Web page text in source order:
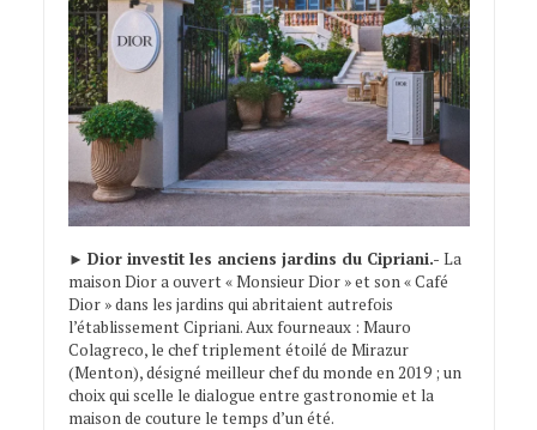
► Dior investit les anciens jardins du Cipriani.- La
maison Dior a ouvert « Monsieur Dior » et son « Café
Dior » dans les jardins qui abritaient autrefois
l’établissement Cipriani. Aux fourneaux : Mauro
Colagreco, le chef triplement étoilé de Mirazur
(Menton), désigné meilleur chef du monde en 2019 ; un
choix qui scelle le dialogue entre gastronomie et la
maison de couture le temps d’un été.